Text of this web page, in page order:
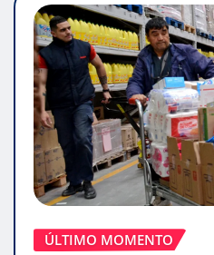
ÚLTIMO MOMENTO